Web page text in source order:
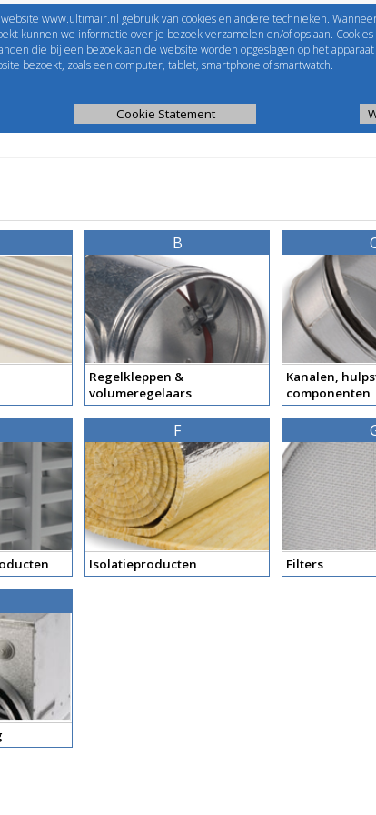
EShop-nummer
Wachtwoord
Selectie tools
www.ultimair.nl gebruik van cookies en andere technieken.
kunnen we informatie over je bezoek verzamelen en/of opslaan. Cookies
die bij een bezoek aan de website worden opgeslagen op het apparaat
bezoekt, zoals een computer, tablet, smartphone of smartwatch.
Cookie Statement
B
Regelkleppen &
volumeregelaars
Kanalen,
componenten
F
Isolatieproducten Filters